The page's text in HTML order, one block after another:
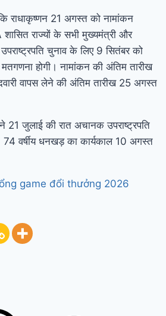
राधाकृष्णन 21 अगस्त को नामांकन
राज्यों के सभी मुख्यमंत्री और
चुनाव के लिए 9 सितंबर को
होगी। नामांकन की अंतिम तारीख
वापस लेने की अंतिम तारीख 25 अगस्त
जुलाई की रात अचानक उपराष्ट्रपति
74 वर्षीय धनखड़ का कार्यकाल 10 अगस्त
game đổi thưởng 2026